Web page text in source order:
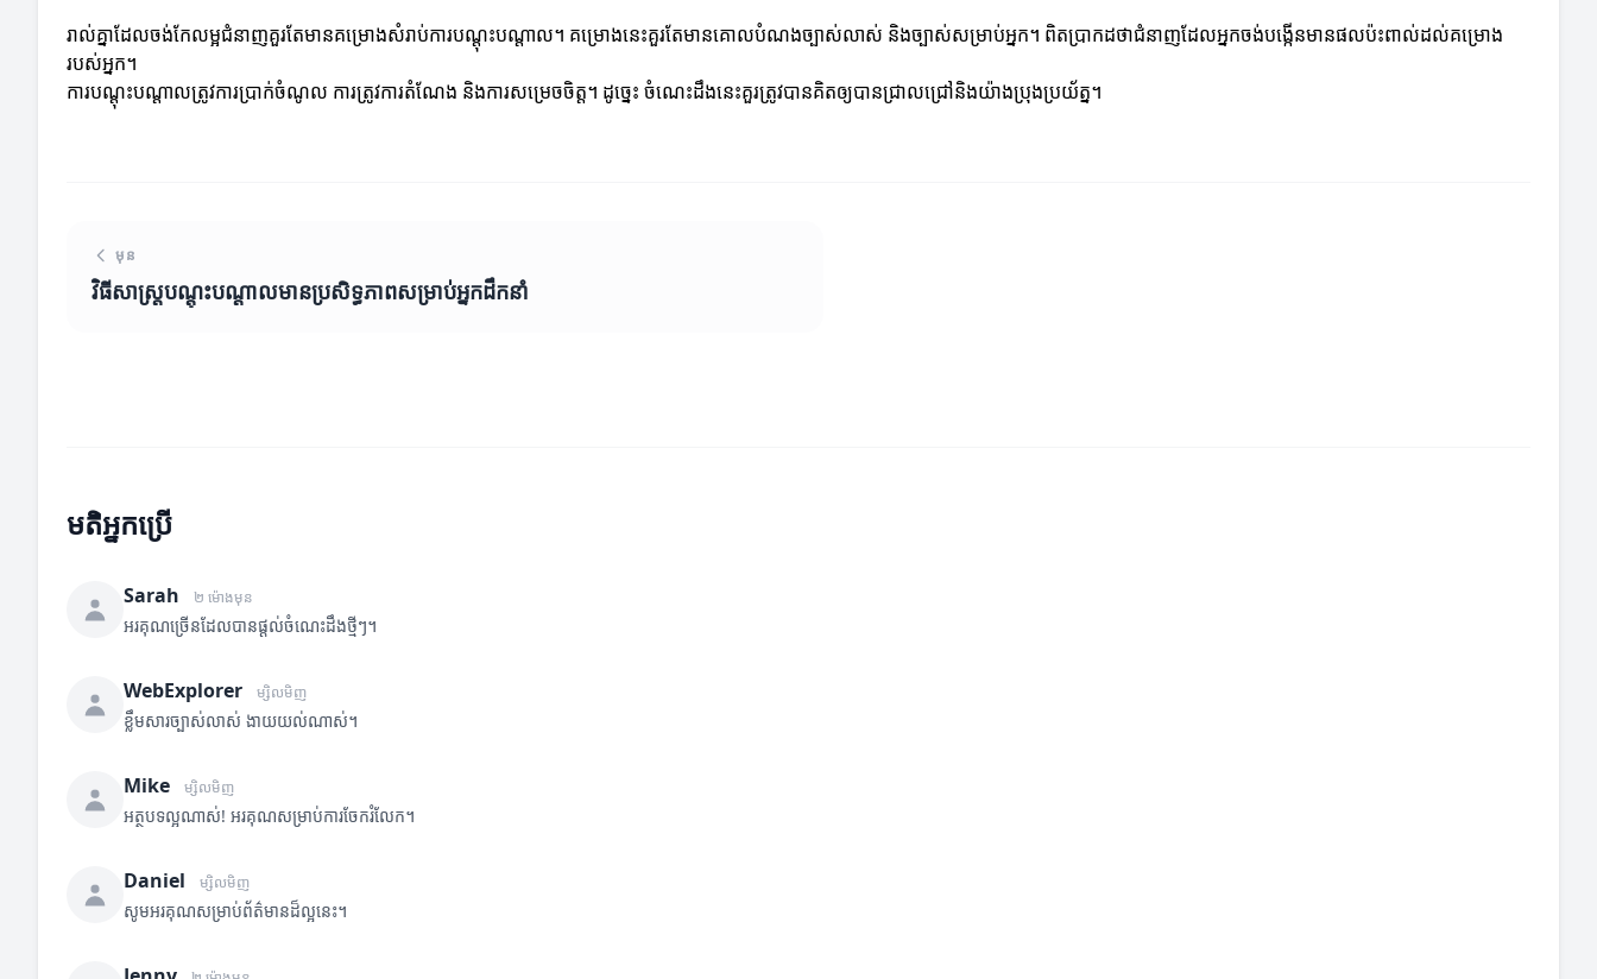
រាល់គ្នាដែលចង់កែលម្អជំនាញគួរតែមានគម្រោងសំរាប់ការបណ្តុះបណ្តាល។ គម្រោងនេះគួរតែមានគោលបំណងច្បាស់លាស់ និងច្បាស់សម្រាប់អ្នក។ ពិតប្រាកដថាជំនាញដែលអ្នកចង់បង្កើនមានផលប៉ះពាល់ដល់គម្រោង
របស់អ្នក។
ការបណ្តុះបណ្តាលត្រូវការប្រាក់ចំណូល ការត្រូវការតំណែង និងការសម្រេចចិត្ត។ ដូច្នេះ ចំណេះដឹងនេះគួរត្រូវបានគិតឲ្យបានជ្រាលជ្រៅនិងយ៉ាងប្រុងប្រយ័ត្ន។
មុន
វិធីសាស្ត្របណ្តុះបណ្តាលមានប្រសិទ្ធភាពសម្រាប់អ្នកដឹកនាំ
មតិអ្នកប្រើ
Sarah ២ ម៉ោងមុន
អរគុណច្រើនដែលបានផ្តល់ចំណេះដឹងថ្មីៗ។
WebExplorer ម្សិលមិញ
ខ្លឹមសារច្បាស់លាស់ ងាយយល់ណាស់។
Mike ម្សិលមិញ
អត្ថបទល្អណាស់! អរគុណសម្រាប់ការចែករំលែក។
Daniel ម្សិលមិញ
សូមអរគុណសម្រាប់ព័ត៌មានដ៏ល្អនេះ។